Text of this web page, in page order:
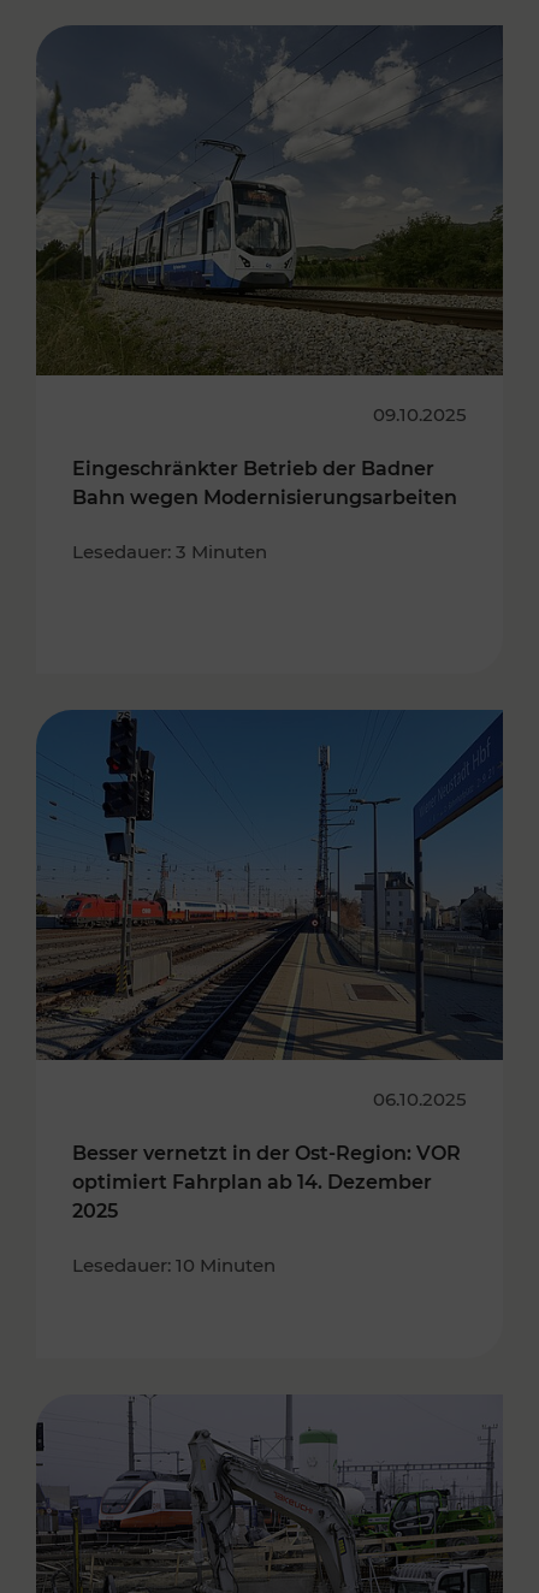
09.10.2025
Eingeschränkter Betrieb der Badner
Bahn wegen Modernisierungsarbeiten
Lesedauer: 3 Minuten
06.10.2025
Besser vernetzt in der Ost-Region: VOR
optimiert Fahrplan ab 14. Dezember
2025
Lesedauer: 10 Minuten